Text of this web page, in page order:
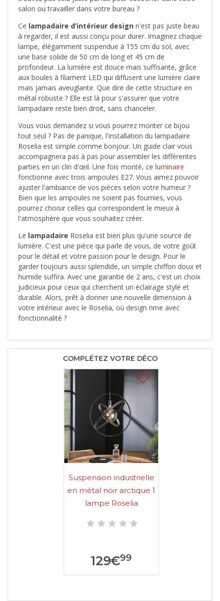
salon ou travailler dans votre bureau ?
Ce lampadaire d’intérieur design n'est pas juste beau
à regarder, il est aussi conçu pour durer. Imaginez chaque
lampe, élégamment suspendue à 155 cm du sol, avec
une base solide de 50 cm de long et 45 cm de
profondeur. La lumière est douce mais suffisante, grâce
aux boules à filament LED qui diffusent une lumière claire
mais jamais aveuglante. Que dire de cette structure en
métal robuste ? Elle est là pour s'assurer que votre
lampadaire reste bien droit, sans chanceler.
Vous vous demandez si vous pourrez monter ce bijou
tout seul ? Pas de panique, l'installation du lampadaire
Roselia est simple comme bonjour. Un guide clair vous
accompagnera pas à pas pour assembler les différentes
parties en un clin d'œil. Une fois monté, ce luminaire
fonctionne avec trois ampoules E27. Vous aimez pouvoir
ajuster l'ambiance de vos pièces selon votre humeur ?
Bien que les ampoules ne soient pas fournies, vous
pourrez choisir celles qui correspondent le mieux à
l'atmosphère que vous souhaitez créer.
Le lampadaire Roselia est bien plus qu'une source de
lumière. C'est une pièce qui parle de vous, de votre goût
pour le détail et votre passion pour le design. Pour le
garder toujours aussi splendide, un simple chiffon doux et
humide suffira. Avec une garantie de 2 ans, c'est un choix
judicieux pour ceux qui cherchent un éclairage stylé et
durable. Alors, prêt à donner une nouvelle dimension à
votre intérieur avec le Roselia, où design rime avec
fonctionnalité ?
COMPLÉTEZ VOTRE DÉCO
Suspension industrielle
en métal noir arctique 1
lampe Roselia
129€99